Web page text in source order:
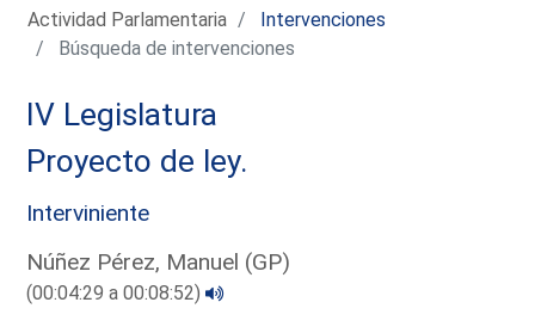
Actividad Parlamentaria
Intervenciones
Búsqueda de intervenciones
IV Legislatura
Proyecto de ley.
Interviniente
Núñez Pérez, Manuel (GP)
(00:04:29 a 00:08:52)